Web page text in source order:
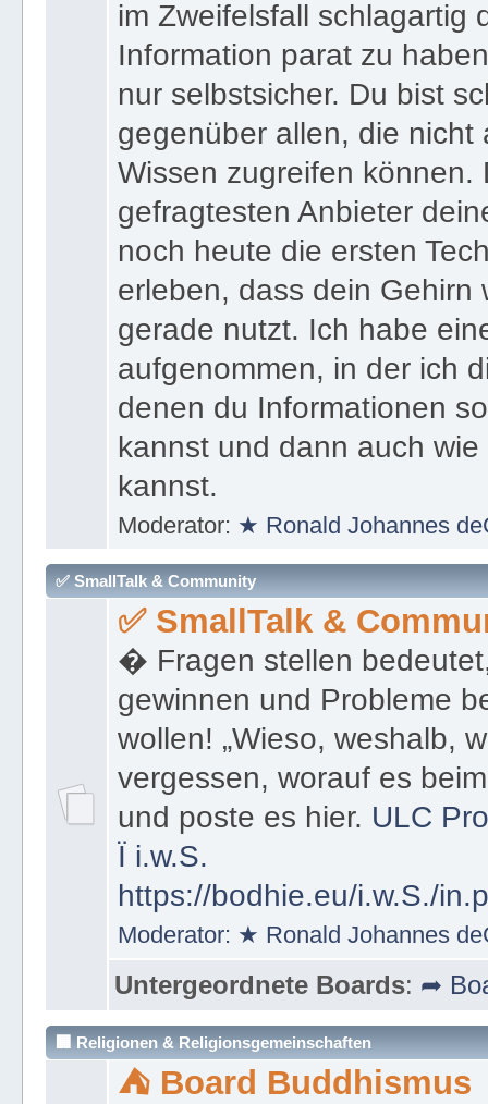
wenn du zu jedem
im Zweifelsfall schlagartig
Information parat zu
nur selbstsicher. Du bist
gegenüber allen, die nicht
Wissen zugreifen können.
gefragtesten Anbieter
noch heute die ersten
erleben, dass dein Gehirn
gerade nutzt. Ich habe
aufgenommen, in der ich
denen du Informationen
kannst und dann auch
kannst.
Moderator:★ Ronald Johannes
✅ SmallTalk & Community
✅ SmallTalk &
� Fragen stellen
gewinnen und Probleme
wollen! „Wieso, weshalb,
vergessen, worauf es
und poste es hier.
Ïi.w.S.
https://bodhie.eu/i.w.S./
Moderator:★ Ronald Johannes
Untergeordnete Boards:➦
🏢 Religionen & Religionsgemeinschaften